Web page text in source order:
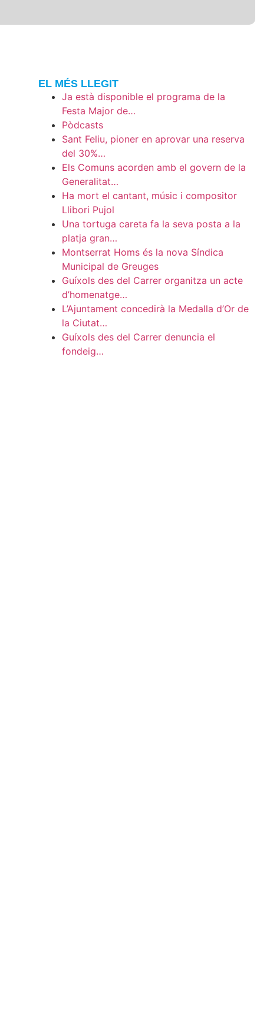
EL MÉS LLEGIT
Ja està disponible el programa de la
Festa Major de…
Pòdcasts
Sant Feliu, pioner en aprovar una reserva
del 30%…
Els Comuns acorden amb el govern de la
Generalitat…
Ha mort el cantant, músic i compositor
Llibori Pujol
Una tortuga careta fa la seva posta a la
platja gran…
Montserrat Homs és la nova Síndica
Municipal de Greuges
Guíxols des del Carrer organitza un acte
d’homenatge…
L’Ajuntament concedirà la Medalla d’Or de
la Ciutat…
Guíxols des del Carrer denuncia el
fondeig…